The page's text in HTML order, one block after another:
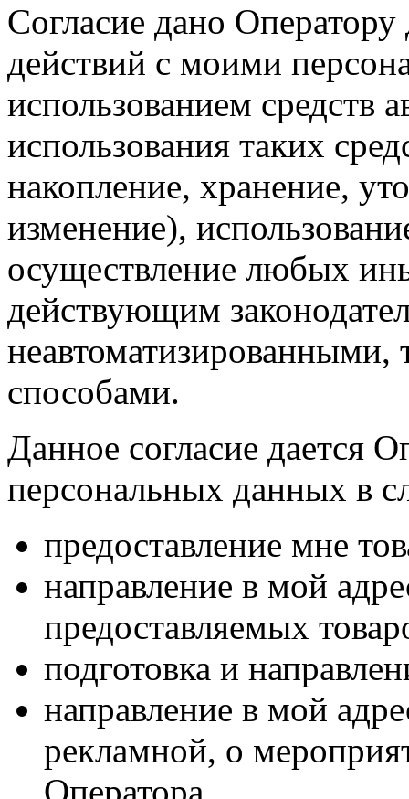
Согласие дано
действий с моими
использованием средств
использования таких
накопление, хранение,
изменение),
осуществление любых
действующим
неавтоматизированными,
способами.
Данное согласие дается
персональных данных в
предоставление мне
направление в мой
предоставляемых
подготовка и
направление в мой
рекламной, о
Оператора.